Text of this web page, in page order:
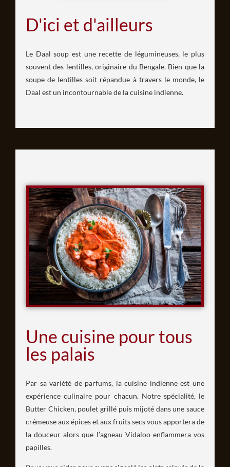
D'ici et d'ailleurs
Le Daal soup est une recette de légumineuses, le plus
souvent des lentilles, originaire du Bengale. Bien que la
soupe de lentilles soit répandue à travers le monde, le
Daal est un incontournable de la cuisine indienne.
Une cuisine pour tous
les palais
Par sa variété de parfums, la cuisine indienne est une
expérience culinaire pour chacun. Notre spécialité, le
Butter Chicken, poulet grillé puis mijoté dans une sauce
crémeuse aux épices et aux fruits secs vous apportera de
la douceur alors que l’agneau Vidaloo enflammera vos
papilles.